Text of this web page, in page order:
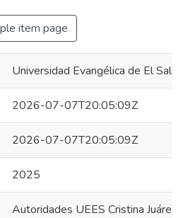
item page
Universidad Evangélica de El
2026-07-07T20:05:09Z
2026-07-07T20:05:09Z
2025
Autoridades UEES Cristina Juárez